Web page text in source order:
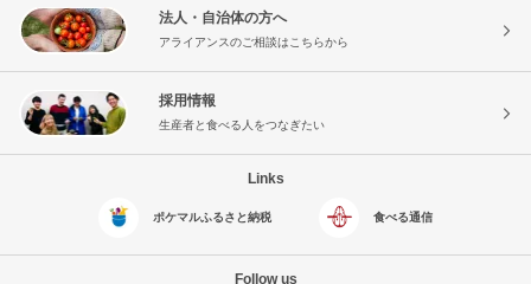
法人・自治体の方へ
アライアンスのご相談はこちらから
採用情報
生産者と食べる人をつなぎたい
Links
ポケマルふるさと納税 食べる通信
Follow us